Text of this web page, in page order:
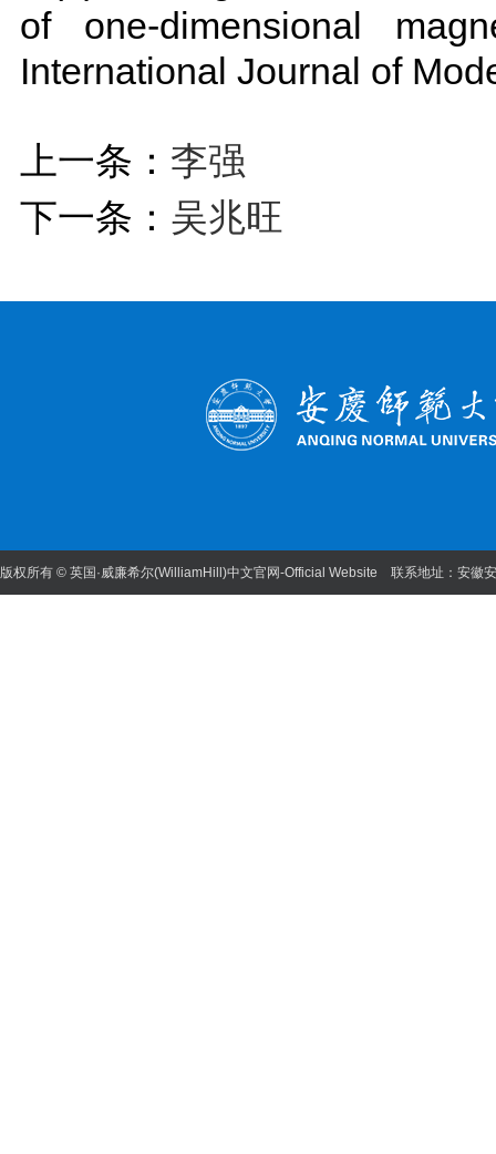
of one-dimensional
International Journal of
上一条： 李强
下一条： 吴兆旺
版权所有 © 英国·威廉希尔(WilliamHill)中文官网-Official Website 联系地址：安徽